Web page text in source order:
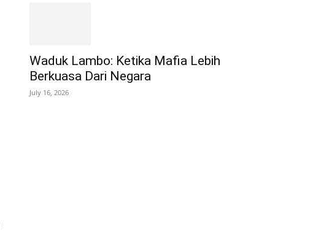
Waduk Lambo: Ketika Mafia Lebih
Berkuasa Dari Negara
July 16, 2026